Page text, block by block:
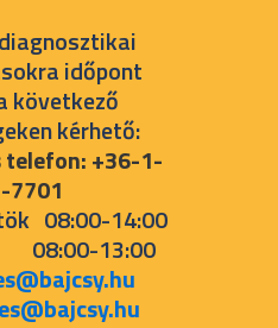
időpont
következő
kérhető:
telefon: +36-1-
7701
08:00-14:00
13:00